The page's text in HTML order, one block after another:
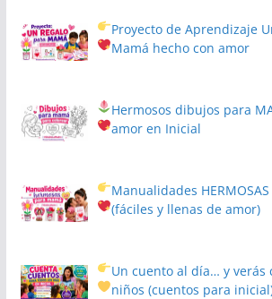
Proyecto de Aprendizaje
Mamá hecho con amor
Hermosos dibujos para
amor en Inicial
Manualidades
(fáciles y llenas de amor)
Un cuento al día… y verás
niños(cuentos para